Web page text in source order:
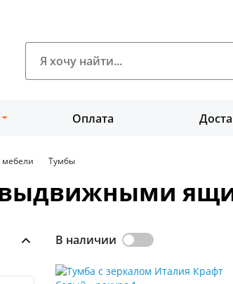
Оплата
мебели Тумбы
В наличии